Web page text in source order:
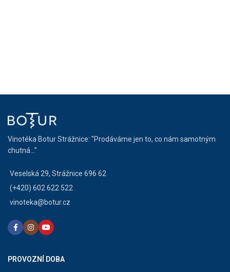
Vinotéka Botur Strážnice: "Prodáváme jen to, co nám samotným
chutná..."
Veselská 29, Strážnice 696 62
(+420) 602 622 522
vinoteka@botur.cz
PROVOZNÍ DOBA